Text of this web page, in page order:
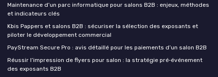
Maintenance d’un parc informatique pour salons B2B : enjeux, méthodes
et indicateurs clés
Kbis Pappers et salons B2B : sécuriser la sélection des exposants et
piloter le développement commercial
PayStream Secure Pro : avis détaillé pour les paiements d’un salon B2B
Réussir l’impression de flyers pour salon : la stratégie pré‑événement
des exposants B2B